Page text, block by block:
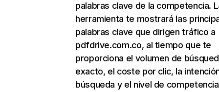
palabras clave de la competencia.
herramienta te mostrará las
palabras clave que dirigen tráfico a
pdfdrive.com.co, al tiempo que te
proporciona el volumen de
exacto, el coste por clic, la
búsqueda y el nivel de